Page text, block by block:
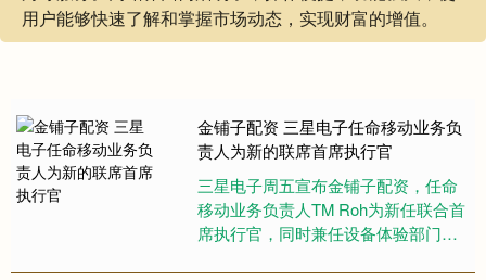
用户能够快速了解和掌握市场动态，实现财富的增值。
金铺子配资 三星电子任命移动业务负
责人为新的联席首席执行官
三星电子周五宣布金铺子配资，任命
移动业务负责人TM Roh为新任联合首
席执行官，同时兼任设备体验部门负